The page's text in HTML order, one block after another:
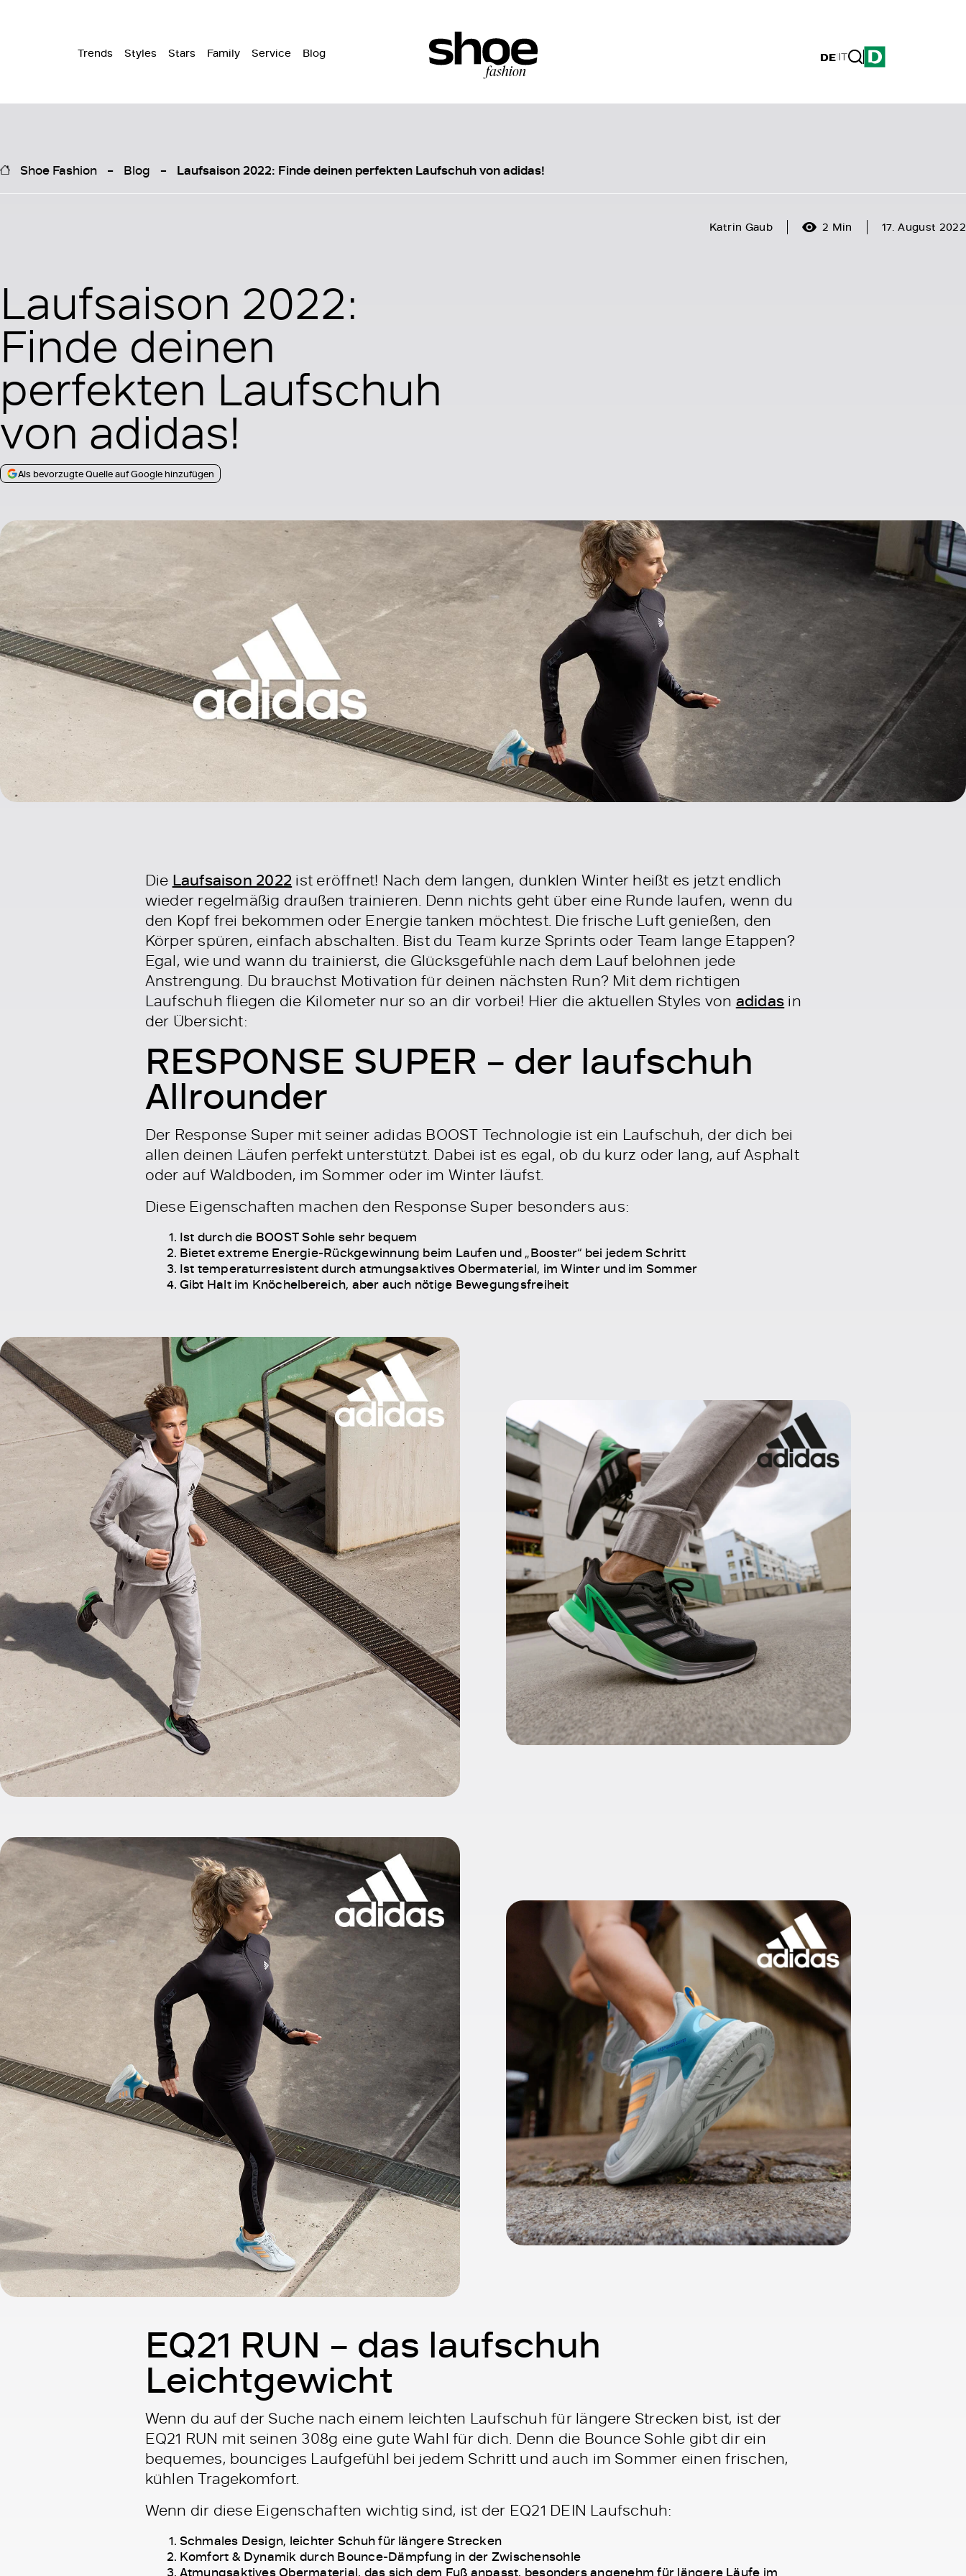
Trends Styles Stars Family Service Blog DE|IT
Shoe Fashion Blog Laufsaison 2022: Finde deinen perfekten Laufschuh von adidas!
Katrin Gaub 2 Min 17. August 2022
Laufsaison 2022:
Finde deinen
perfekten Laufschuh
von adidas!
Als bevorzugte Quelle auf Google hinzufügen
Die Laufsaison 2022 ist eröffnet! Nach dem langen, dunklen Winter heißt es jetzt endlich
wieder regelmäßig draußen trainieren. Denn nichts geht über eine Runde laufen, wenn du
den Kopf frei bekommen oder Energie tanken möchtest. Die frische Luft genießen, den
Körper spüren, einfach abschalten. Bist du Team kurze Sprints oder Team lange Etappen?
Egal, wie und wann du trainierst, die Glücksgefühle nach dem Lauf belohnen jede
Anstrengung. Du brauchst Motivation für deinen nächsten Run? Mit dem richtigen
Laufschuh fliegen die Kilometer nur so an dir vorbei! Hier die aktuellen Styles von adidas in
der Übersicht:
RESPONSE SUPER – der laufschuh
Allrounder
Der Response Super mit seiner adidas BOOST Technologie ist ein Laufschuh, der dich bei
allen deinen Läufen perfekt unterstützt. Dabei ist es egal, ob du kurz oder lang, auf Asphalt
oder auf Waldboden, im Sommer oder im Winter läufst.
Diese Eigenschaften machen den Response Super besonders aus:
Ist durch die BOOST Sohle sehr bequem
Bietet extreme Energie-Rückgewinnung beim Laufen und „Booster“ bei jedem Schritt
Ist temperaturresistent durch atmungsaktives Obermaterial, im Winter und im Sommer
Gibt Halt im Knöchelbereich, aber auch nötige Bewegungsfreiheit
EQ21 RUN – das laufschuh
Leichtgewicht
Wenn du auf der Suche nach einem leichten Laufschuh für längere Strecken bist, ist der
EQ21 RUN mit seinen 308g eine gute Wahl für dich. Denn die Bounce Sohle gibt dir ein
bequemes, bounciges Laufgefühl bei jedem Schritt und auch im Sommer einen frischen,
kühlen Tragekomfort.
Wenn dir diese Eigenschaften wichtig sind, ist der EQ21 DEIN Laufschuh:
Schmales Design, leichter Schuh für längere Strecken
Komfort & Dynamik durch Bounce-Dämpfung in der Zwischensohle
Atmungsaktives Obermaterial, das sich dem Fuß anpasst, besonders angenehm für längere Läufe im